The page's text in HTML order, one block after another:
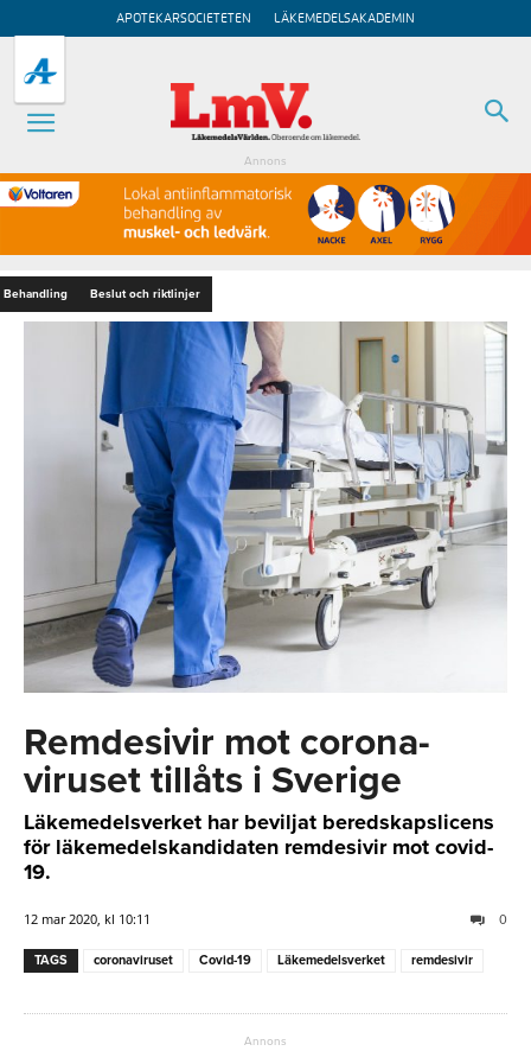
APOTEKARSOCIETETEN LÄKEMEDELSAKADEMIN
Annons
Behandling Beslut och riktlinjer
Remdesivir mot corona-
viruset tillåts i Sverige
Läkemedelsverket har beviljat beredskapslicens
för läkemedelskandidaten remdesivir mot covid-
19.
12 mar 2020, kl 10:11 0
TAGS coronaviruset Covid-19 Läkemedelsverket remdesivir
Annons